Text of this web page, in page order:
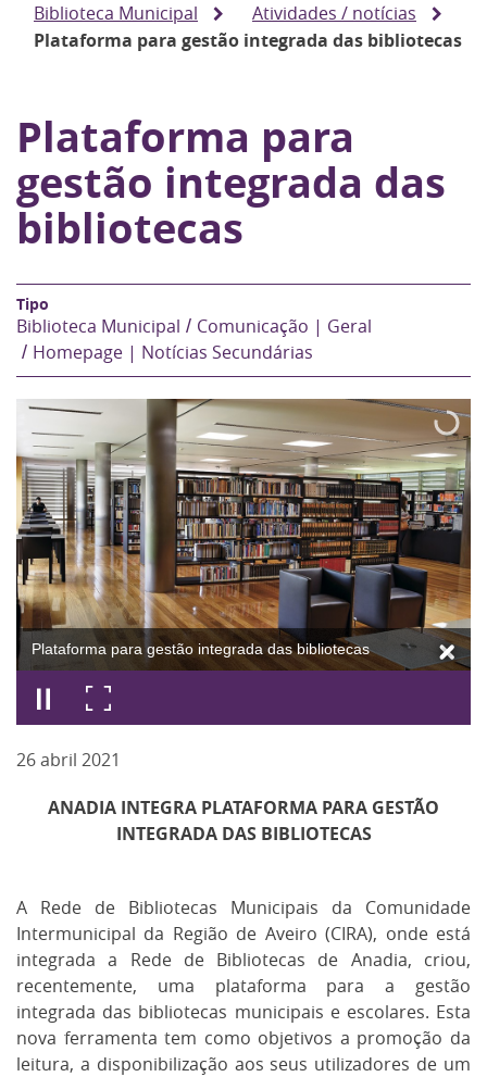
Biblioteca Municipal
Atividades / notícias
Plataforma para gestão integrada das bibliotecas
Plataforma para
gestão integrada das
bibliotecas
Biblioteca Municipal
Comunicação | Geral
Homepage | Notícias Secundárias
Plataforma para gestão integrada das bibliotecas
26abril 2021
ANADIA INTEGRA PLATAFORMA PARA GESTÃO
INTEGRADA DAS BIBLIOTECAS
A Rede de Bibliotecas Municipais da Comunidade
Intermunicipal da Região de Aveiro (CIRA), onde está
integrada a Rede de Bibliotecas de Anadia, criou,
recentemente, uma plataforma para a gestão
integrada das bibliotecas municipais e escolares. Esta
nova ferramenta tem como objetivos a promoção da
leitura, a disponibilização aos seus utilizadores de um